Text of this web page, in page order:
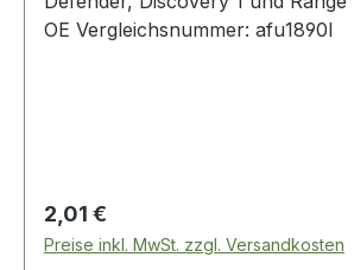
OE Vergleichsnummer: afu1890l
Regulärer Preis:
2,01 €
Preise inkl. MwSt. zzgl. Versandkosten